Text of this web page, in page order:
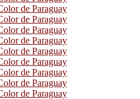
de Paraguay
de Paraguay
de Paraguay
de Paraguay
de Paraguay
de Paraguay
de Paraguay
de Paraguay
de Paraguay